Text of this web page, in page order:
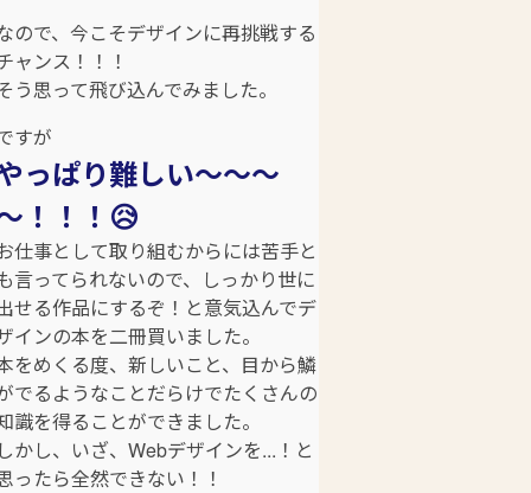
ので、今こそデザインに再挑戦する
ャンス！！！
う思って飛び込んでみました。
すが
っぱり難しい～～～
！！！😥
仕事として取り組むからには苦手と
言ってられないので、しっかり世に
せる作品にするぞ！と意気込んでデ
インの本を二冊買いました。
をめくる度、新しいこと、目から鱗
でるようなことだらけでたくさんの
識を得ることができました。
かし、いざ、Webデザインを...！と
ったら全然できない！！